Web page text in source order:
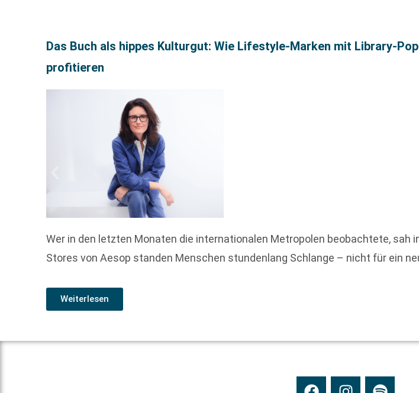
Das Buch als hippes Kulturgut: Wie Lifestyle-Marken mit Library-
profitieren
Wer in den letzten Monaten die internationalen Metropolen beobachtete,
Stores von Aesop standen Menschen stundenlang Schlange – nicht für ein
Weiterlesen